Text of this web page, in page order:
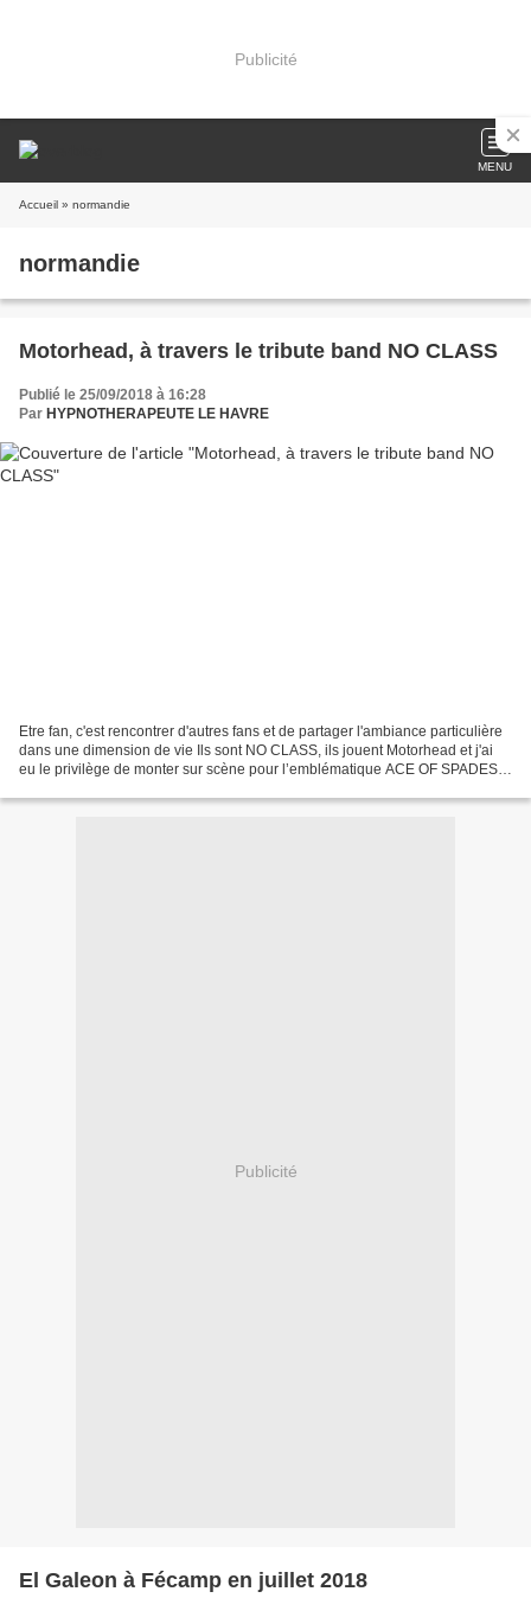
Publicité
MENU
Accueil » normandie
normandie
Motorhead, à travers le tribute band NO CLASS
Publié le 25/09/2018 à 16:28
Par HYPNOTHERAPEUTE LE HAVRE
Etre fan, c'est rencontrer d'autres fans et de partager l'ambiance particulière
dans une dimension de vie Ils sont NO CLASS, ils jouent Motorhead et j'ai
eu le privilège de monter sur scène pour l’emblématique ACE OF SPADES
Publicité
El Galeon à Fécamp en juillet 2018